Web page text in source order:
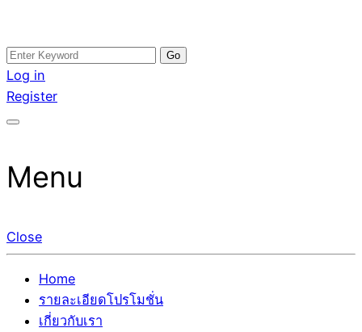
Skip
to
content
อสังหาโพสต์ รีวิวเยอะ รับจ้างโพสต์ขายบ้าน รับจ้างโพสต์อสัง
หา แตกต่างอย่างตั้งใจ รับรองผล อันดับ1 การโพสต์ขายอสังหา
กับทีมงานบริษัท บ้าน ที่ดิน คอนโด ติดGoogleหน้าแรกได้จริงๆ
รับจ้างโพสอสังหา ขายบ้าน อสังหาโพสต์ เชื่อถือได้จริง รับ
โพสต์ ที่ดิน กับทีมงานบริษัท ถูกและดีที่สุด ไม่มีค่านายหน้า
ขายได้จริงๆ ช่วยสร้างโอกาสในการขายได้มากกว่า ที่เดียว ที่
Search
for:
Log in
Register
Menu
Close
Home
รายละเอียดโปรโมชั่น
เกี่ยวกับเรา